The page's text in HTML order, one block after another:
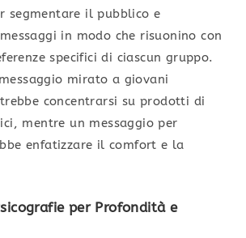
segmentare il pubblico e
in modo che risuonino con
specifici di ciascun gruppo.
mirato a giovani
concentrarsi su prodotti di
mentre un messaggio per
enfatizzare il comfort e la
per Profondità e